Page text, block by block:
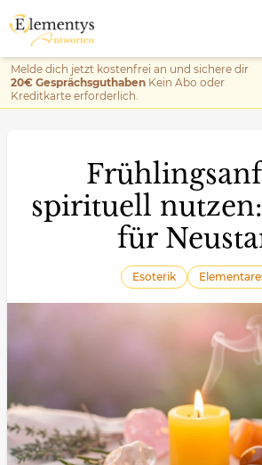
Melde dich jetzt kostenfrei an und sichere dir
20€ Gesprächsguthaben Kein Abo oder
Kreditkarte erforderlich.
spirituell
für
Esoterik